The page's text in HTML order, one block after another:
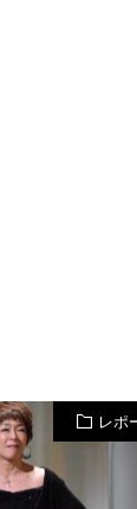
レポ